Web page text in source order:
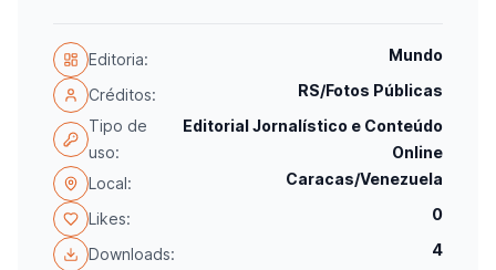
Editoria: Mundo
Créditos:
RS/Fotos Públicas
Tipo de
uso:
Editorial Jornalístico e Conteúdo
Online
Local:
Caracas/Venezuela
Likes: 0
Downloads: 4